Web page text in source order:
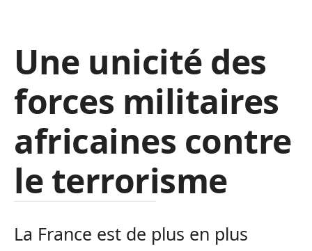
Une unicité des
forces militaires
africaines contre
le terrorisme
La France est de plus en plus